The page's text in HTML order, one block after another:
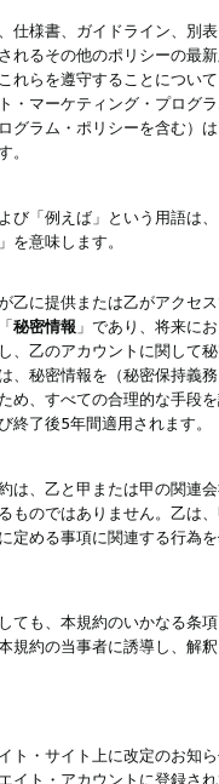
仕様書、ガイドライン、別
れるその他のポリシーの最
れらを遵守することにつ
・マーケティング・プログ
グラム・ポリシーを含む）
。
び「例えば」という用語は
を意味します。
乙に提供または乙がアクセ
秘密情報 」であり、将来に
、乙のアカウントに関して
、秘密情報を（秘密保持義
め、すべての合理的な手段
終了後5年間適用されます。
は、乙と甲または甲の関連
ものではありません。乙は
定める事項に関連する行為
ても、本規約のいかなる条
規約の当事者に誘導し、解
ト・サイト上に改定のお知
イト・アカウントに登録さ